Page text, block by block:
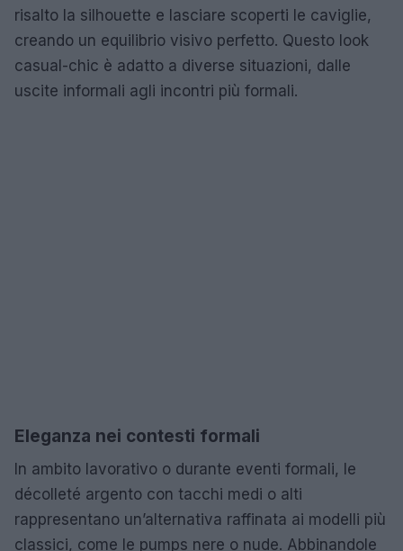
risalto la silhouette e lasciare scoperti le caviglie,
creando un equilibrio visivo perfetto. Questo look
casual-chic è adatto a diverse situazioni, dalle
uscite informali agli incontri più formali.
Eleganza nei contesti formali
In ambito lavorativo o durante eventi formali, le
décolleté argento con tacchi medi o alti
rappresentano un’alternativa raffinata ai modelli più
classici, come le pumps nere o nude. Abbinandole